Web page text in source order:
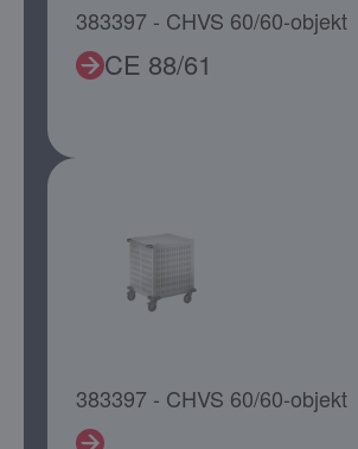
383397 - CHVS 60/60-objekt
CE 88/61
383397 - CHVS 60/60-objekt